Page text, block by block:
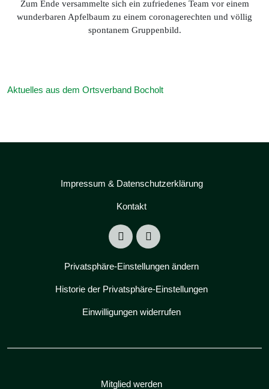
Zum Ende versammelte sich ein zufriedenes Team vor einem
wunderbaren Apfelbaum zu einem coronagerechten und völlig
spontanem Gruppenbild.
Aktuelles aus dem Ortsverband Bocholt
Impressum & Datenschutzerklärung
Kontakt
Privatsphäre-Einstellungen ändern
Historie der Privatsphäre-Einstellungen
Einwilligungen widerrufen
Mitglied werden